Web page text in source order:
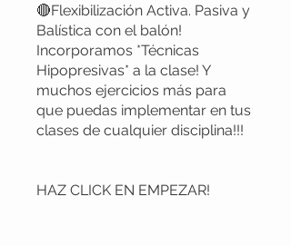
🔴Flexibilización Activa. Pasiva y
Balística con el balón!
Incorporamos *Técnicas
Hipopresivas* a la clase! Y
muchos ejercicios más para
que puedas implementar en tus
clases de cualquier disciplina!!!
HAZ CLICK EN EMPEZAR!